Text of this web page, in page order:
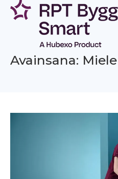
Siirry
sisältöön
Avainsana: